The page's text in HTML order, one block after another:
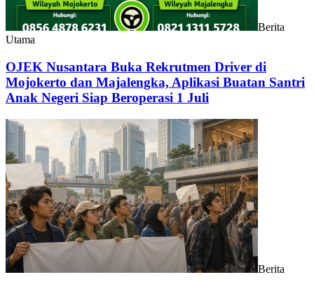
Berita
Utama
OJEK Nusantara Buka Rekrutmen Driver di
Mojokerto dan Majalengka, Aplikasi Buatan Santri
Anak Negeri Siap Beroperasi 1 Juli
Berita